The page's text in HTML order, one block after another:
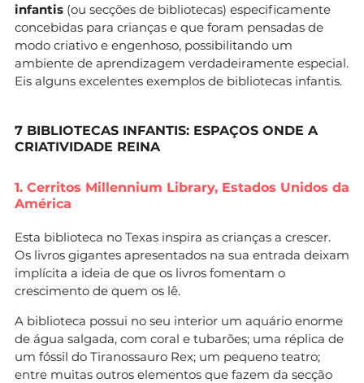
infantis (ou secções de bibliotecas) especificamente
concebidas para crianças e que foram pensadas de
modo criativo e engenhoso, possibilitando um
ambiente de aprendizagem verdadeiramente especial.
Eis alguns excelentes exemplos de bibliotecas infantis.
7 BIBLIOTECAS INFANTIS: ESPAÇOS ONDE A
CRIATIVIDADE REINA
1. Cerritos Millennium Library, Estados Unidos da
América
Esta biblioteca no Texas inspira as crianças a crescer.
Os livros gigantes apresentados na sua entrada deixam
implícita a ideia de que os livros fomentam o
crescimento de quem os lê.
A biblioteca possui no seu interior um aquário enorme
de água salgada, com coral e tubarões; uma réplica de
um fóssil do Tiranossauro Rex; um pequeno teatro;
entre muitas outros elementos que fazem da secção